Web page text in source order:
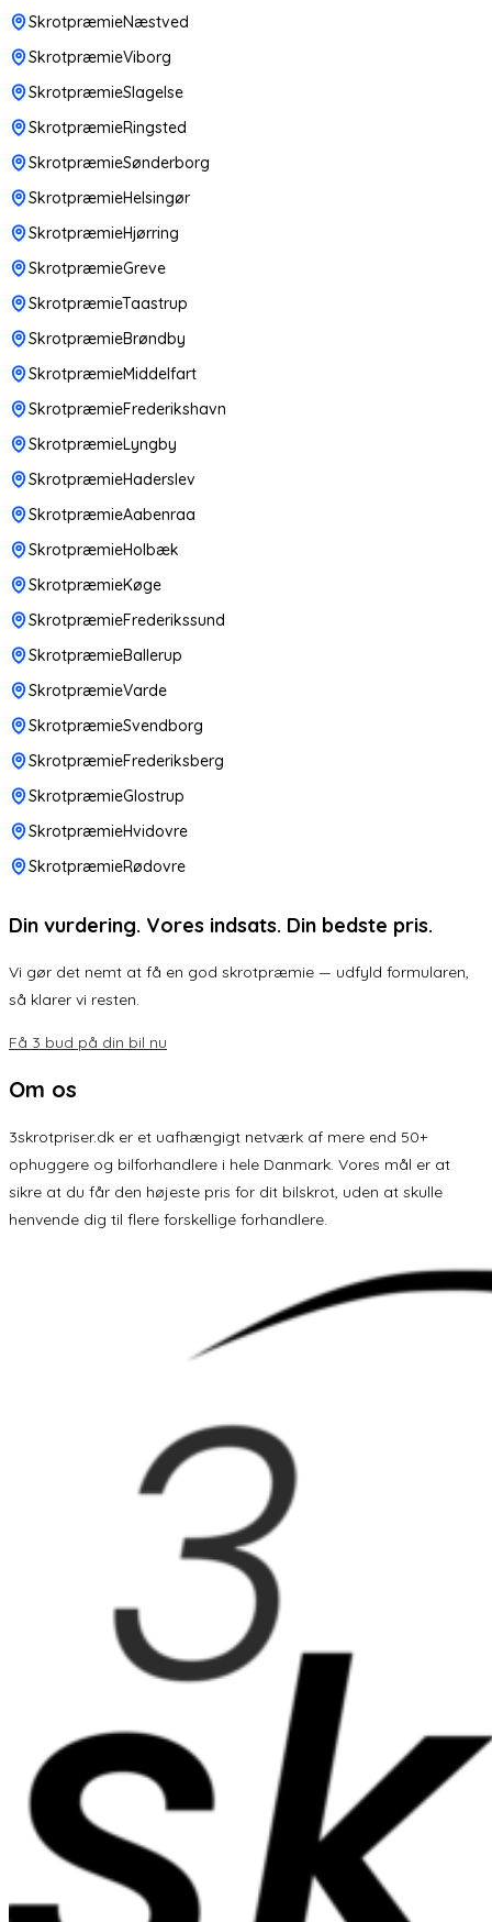
SkrotpræmieNæstved
SkrotpræmieViborg
SkrotpræmieSlagelse
SkrotpræmieRingsted
SkrotpræmieSønderborg
SkrotpræmieHelsingør
SkrotpræmieHjørring
SkrotpræmieGreve
SkrotpræmieTaastrup
SkrotpræmieBrøndby
SkrotpræmieMiddelfart
SkrotpræmieFrederikshavn
SkrotpræmieLyngby
SkrotpræmieHaderslev
SkrotpræmieAabenraa
SkrotpræmieHolbæk
SkrotpræmieKøge
SkrotpræmieFrederikssund
SkrotpræmieBallerup
SkrotpræmieVarde
SkrotpræmieSvendborg
SkrotpræmieFrederiksberg
SkrotpræmieGlostrup
SkrotpræmieHvidovre
SkrotpræmieRødovre
Din vurdering. Vores indsats. Din bedste pris.
Vi gør det nemt at få en god skrotpræmie — udfyld formularen,
så klarer vi resten.
Få 3 bud på din bil nu
Om os
3skrotpriser.dk er et uafhængigt netværk af mere end 50+
ophuggere og bilforhandlere i hele Danmark. Vores mål er at
sikre at du får den højeste pris for dit bilskrot, uden at skulle
henvende dig til flere forskellige forhandlere.